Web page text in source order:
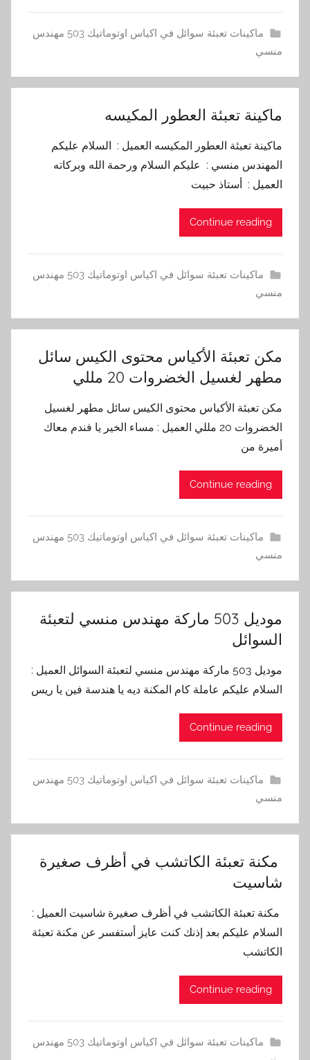
ماكينات تعبئة سوائل في اكياس اوتوماتيك 503 مهندس
منسي
ماكينة تعبئة العطور المكيسه
ماكينة تعبئة العطور المكيسه العميل : السلام عليكم
المهندس منسي : عليكم السلام ورحمة الله وبركاته
العميل : أستاذ حبيت
Continue reading
ماكينات تعبئة سوائل في اكياس اوتوماتيك 503 مهندس
منسي
مكن تعبئة الأكياس محتوى الكيس سائل
مطهر لغسيل الخضروات 20 مللي
مكن تعبئة الأكياس محتوى الكيس سائل مطهر لغسيل
الخضروات 20 مللي العميل : مساء الخير يا فندم معاك
أميرة من
Continue reading
ماكينات تعبئة سوائل في اكياس اوتوماتيك 503 مهندس
منسي
موديل 503 ماركة مهندس منسي لتعبئة
السوائل
موديل 503 ماركة مهندس منسي لتعبئة السوائل العميل :
السلام عليكم عاملة كام المكنة ديه يا هندسة فين يا ريس
Continue reading
ماكينات تعبئة سوائل في اكياس اوتوماتيك 503 مهندس
منسي
مكنة تعبئة الكاتشب في أظرف صغيرة
شاسيت
مكنة تعبئة الكاتشب في أظرف صغيرة شاسيت العميل :
السلام عليكم بعد إذنك كنت عايز أستفسر عن مكنة تعبئة
الكاتشب
Continue reading
ماكينات تعبئة سوائل في اكياس اوتوماتيك 503 مهندس